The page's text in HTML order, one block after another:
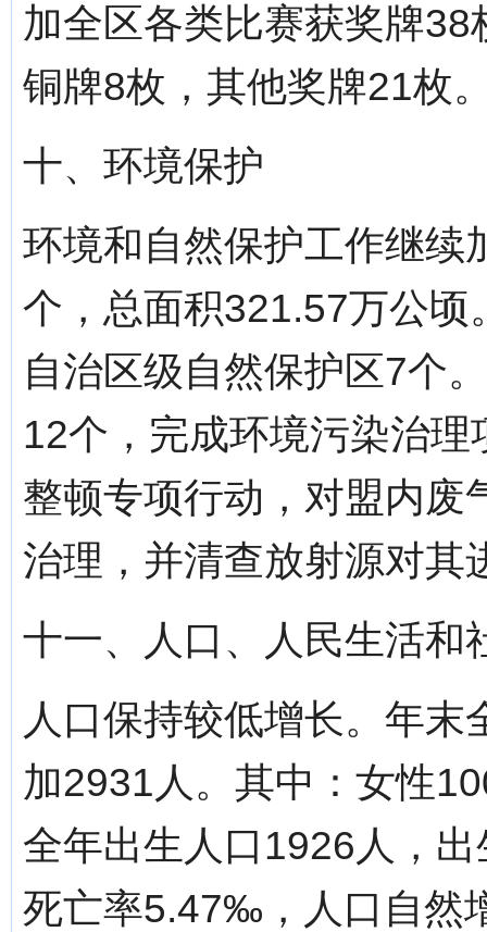
加全区各类比赛获奖牌
铜牌8枚，其他奖牌21枚
十、环境保护
环境和自然保护工作继续
个，总面积321.57万公
自治区级自然保护区7个
12个，完成环境污染治
整顿专项行动，对盟内废
治理，并清查放射源对其
十一、人口、人民生活和
人口保持较低增长。年
加2931人。其中：女性
全年出生人口1926人，
死亡率5.47‰，人口自然